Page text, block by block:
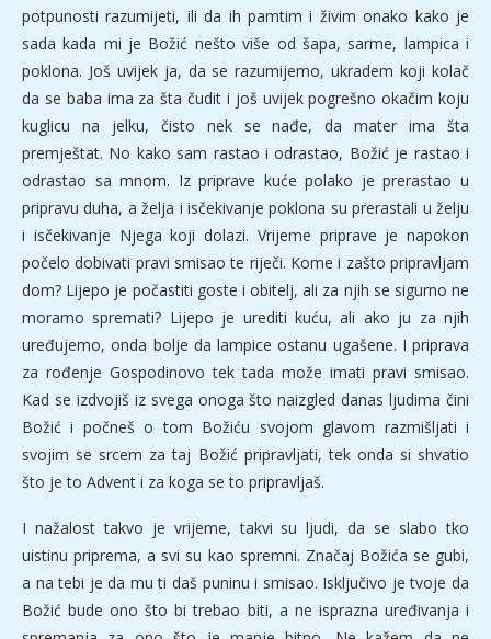
potpunosti razumijeti, ili da ih pamtim i živim onako kako je
sada kada mi je Božić nešto više od šapa, sarme, lampica i
poklona. Još uvijek ja, da se razumijemo, ukradem koji kolač
da se baba ima za šta čudit i još uvijek pogrešno okačim koju
kuglicu na jelku, čisto nek se nađe, da mater ima šta
premještat. No kako sam rastao i odrastao, Božić je rastao i
odrastao sa mnom. Iz priprave kuće polako je prerastao u
pripravu duha, a želja i isčekivanje poklona su prerastali u želju
i isčekivanje Njega koji dolazi. Vrijeme priprave je napokon
počelo dobivati pravi smisao te riječi. Kome i zašto pripravljam
dom? Lijepo je počastiti goste i obitelj, ali za njih se sigurno ne
moramo spremati? Lijepo je urediti kuću, ali ako ju za njih
uređujemo, onda bolje da lampice ostanu ugašene. I priprava
za rođenje Gospodinovo tek tada može imati pravi smisao.
Kad se izdvojiš iz svega onoga što naizgled danas ljudima čini
Božić i počneš o tom Božiću svojom glavom razmišljati i
svojim se srcem za taj Božić pripravljati, tek onda si shvatio
što je to Advent i za koga se to pripravljaš.
I nažalost takvo je vrijeme, takvi su ljudi, da se slabo tko
uistinu priprema, a svi su kao spremni. Značaj Božića se gubi,
a na tebi je da mu ti daš puninu i smisao. Isključivo je tvoje da
Božić bude ono što bi trebao biti, a ne isprazna uređivanja i